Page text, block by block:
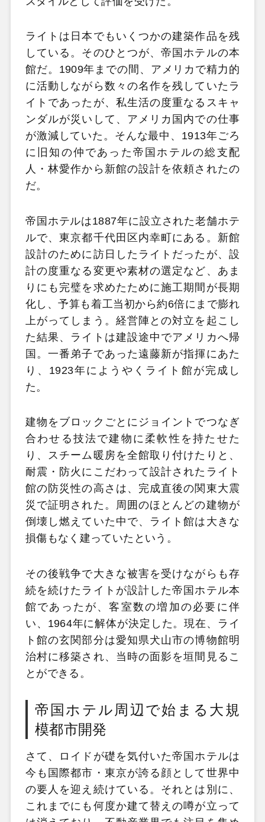
ライトは日本でもいくつかの建築作品を残
している。そのひとつが、帝国ホテルの本
館だ。1909年までの間、アメリカで精力的
に活動しながら数々の名作を残していたラ
イトであったが、私生活の度重なるスキャ
ンダルが災いして、アメリカ国内での仕事
が激減していた。そんな最中、1913年ごろ
に旧知の仲であった帝国ホテルの総支配
人・林愛作から新館の設計を依頼されたの
だ。
帝国ホテルは1887年に設立された老舗ホテ
ルで、東京都千代田区内幸町にある。新館
設計のために訪日したライトだったが、設
計の度重なる変更や素材の選定など、あま
りにも完璧を求めたために施工期間が長期
化し、予算も着工当初から約6倍にまで膨れ
上がってしまう。経営陣との対立を起こし
た結果、ライトは建設途中でアメリカへ帰
国。一番弟子であった遠藤新が指揮にあた
り、1923年にようやくライト館が完成し
た。
建物をブロックごとにジョイントでつなぎ
合わせる技法で建物に柔軟性を持たせた
り、スチーム暖房を全館取り付けたりと、
耐震・防火にこだわって設計されたライト
館の防災性の高さは、完成直後の関東大震
災で証明された。周囲のほとんどの建物が
倒壊し燃えていた中で、ライト館は大きな
損傷もなく建っていたという。
その後戦争で大きな被害を受けながらも存
続を続けたライトが設計した帝国ホテル本
館であったが、客室数の増加の必要に伴
い、1964年に解体が決定した。現在、ライ
ト館の玄関部分は愛知県犬山市の博物館明
治村に移築され、当時の面影を垣間見るこ
とができる。
帝国ホテル周辺で始まる大規
模都市開発
さて、ロイドが礎を気付いた帝国ホテルは
今も国際都市・東京が誇る顔として世界中
の要人を迎え続けている。それとは別に、
これまでにも何度か建て替えの噂が立って